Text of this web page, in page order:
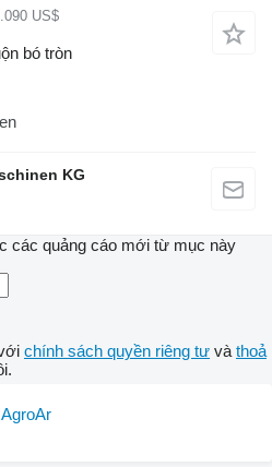
US$
bó tròn
KG
các quảng cáo mới từ mục này
chính sách quyền riêng tư và thoả